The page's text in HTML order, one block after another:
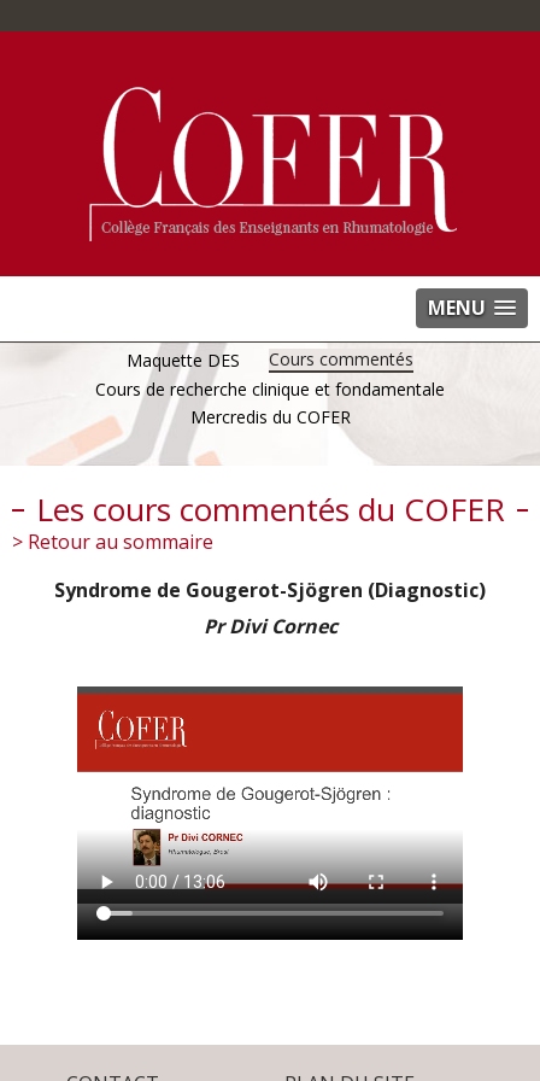
MENU
Maquette DES
Cours commentés
Cours de recherche clinique et fondamentale
Mercredis du COFER
Les cours commentés du COFER
> Retour au sommaire
Syndrome de Gougerot-Sjögren (Diagnostic)
Pr Divi Cornec